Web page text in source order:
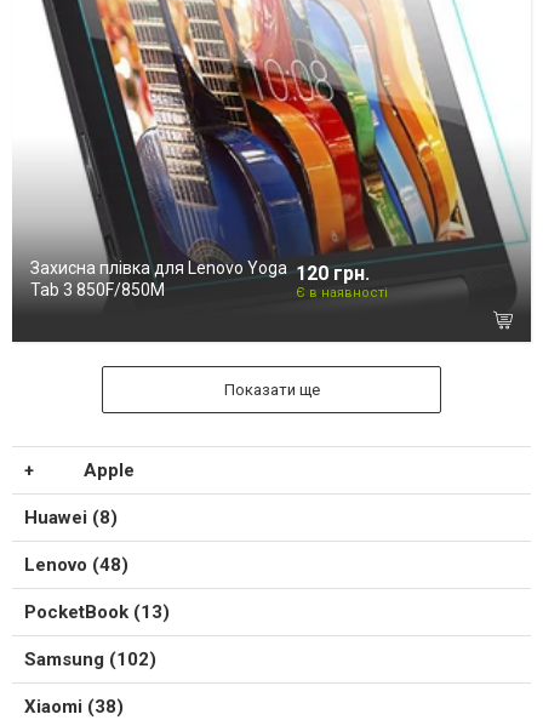
Захисна плівка для Lenovo Yoga
Tab 3 850F/850M
120 грн.
Є в наявності
Показати ще
Apple
Huawei (8)
Lenovo (48)
PocketBook (13)
Samsung (102)
Xiaomi (38)